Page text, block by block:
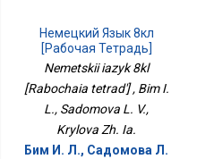
Немецкий Язык 8кл
[Рабочая Тетрадь]
Nemetskii iazyk 8kl
[Rabochaia tetrad'] , Bim I.
L., Sadomova L. V.,
Krylova Zh. Ia.
Бим И. Л., Садомова Л.